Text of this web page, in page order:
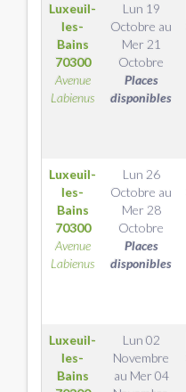
Luxeuil-
les-
Bains
70300
Avenue
Labienus
Lun 19
Octobre au
Mer 21
Octobre
Places
disponibles
Luxeuil-
les-
Bains
70300
Avenue
Labienus
Lun 26
Octobre au
Mer 28
Octobre
Places
disponibles
Luxeuil-
les-
Bains
Lun 02
Novembre
au Mer 04